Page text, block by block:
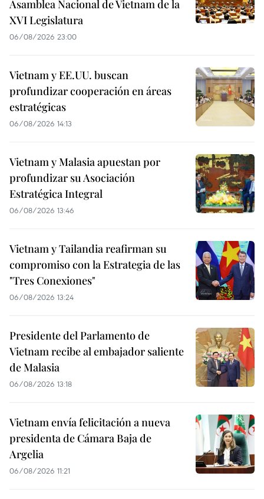
Asamblea Nacional de Vietnam de la
XVI Legislatura
06/08/2026 23:00
Vietnam y EE.UU. buscan
profundizar cooperación en áreas
estratégicas
06/08/2026 14:13
Vietnam y Malasia apuestan por
profundizar su Asociación
Estratégica Integral
06/08/2026 13:46
Vietnam y Tailandia reafirman su
compromiso con la Estrategia de las
"Tres Conexiones"
06/08/2026 13:24
Presidente del Parlamento de
Vietnam recibe al embajador saliente
de Malasia
06/08/2026 13:18
Vietnam envía felicitación a nueva
presidenta de Cámara Baja de
Argelia
06/08/2026 11:21